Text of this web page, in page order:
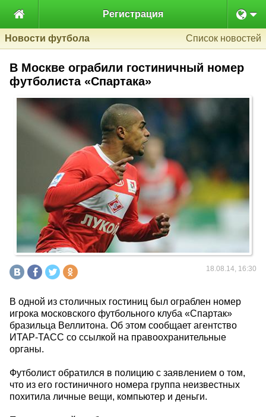
 Регистрация
Новости футбола Список новостей
В Москве ограбили гостиничный номер
футболиста «Спартака»
18.08.14, 16:30
В одной из столичных гостиниц был ограблен номер
игрока московского футбольного клуба «Спартак»
бразильца Веллитона. Об этом сообщает агентство
ИТАР-ТАСС со ссылкой на правоохранительные
органы.
Футболист обратился в полицию с заявлением о том,
что из его гостиничного номера группа неизвестных
похитила личные вещи, компьютер и деньги.